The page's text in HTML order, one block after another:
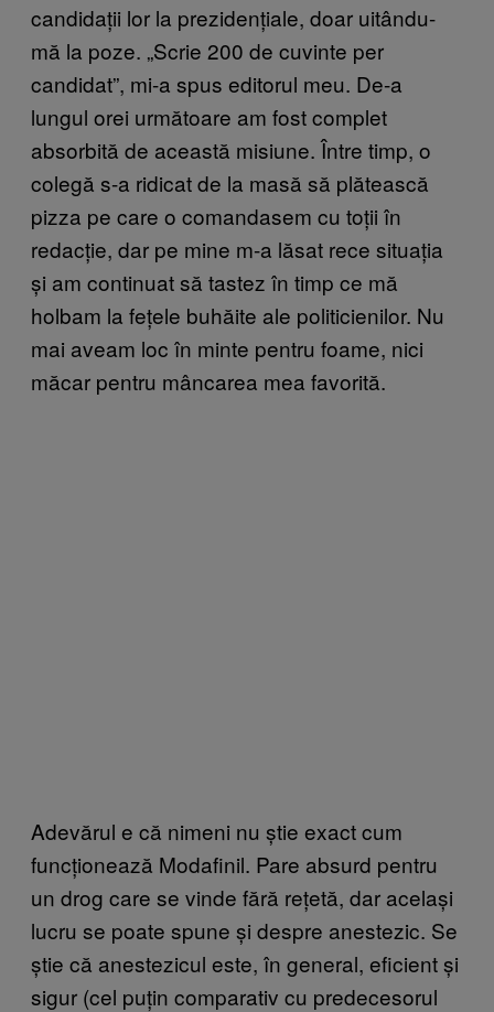
candidații lor la prezidențiale, doar uitându-
mă la poze. „Scrie 200 de cuvinte per
candidat”, mi-a spus editorul meu. De-a
lungul orei următoare am fost complet
absorbită de această misiune. Între timp, o
colegă s-a ridicat de la masă să plătească
pizza pe care o comandasem cu toții în
redacție, dar pe mine m-a lăsat rece situația
și am continuat să tastez în timp ce mă
holbam la fețele buhăite ale politicienilor. Nu
mai aveam loc în minte pentru foame, nici
măcar pentru mâncarea mea favorită.
Adevărul e că nimeni nu știe exact cum
funcționează Modafinil. Pare absurd pentru
un drog care se vinde fără rețetă, dar același
lucru se poate spune și despre anestezic. Se
știe că anestezicul este, în general, eficient și
sigur (cel puțin comparativ cu predecesorul